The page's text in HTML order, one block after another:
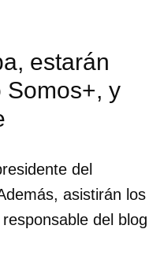
estarán
Somos+, y
del
asistirán los
del blog